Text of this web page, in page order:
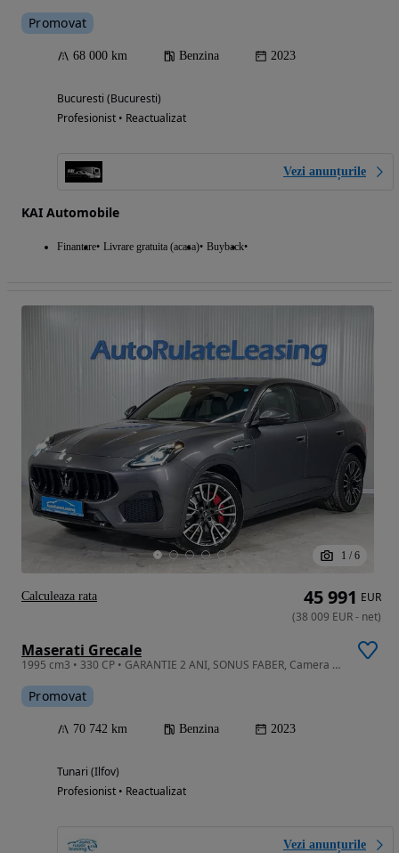
Promovat
68 000 km Benzina 2023
Bucuresti (Bucuresti)
Profesionist • Reactualizat
Vezi anunțurile
KAI Automobile
Finantare Livrare gratuita (acasa) Buyback
1 / 6
Maserati Grecale
1995 cm3 • 330 CP • GARANTIE 2 ANI, SONUS FABER, Camera 360, Suspensie adaptiva
Promovat
70 742 km Benzina 2023
Tunari (Ilfov)
Profesionist • Reactualizat
Vezi anunțurile
45 991 EUR
(38 009 EUR- net)
Calculeaza rata